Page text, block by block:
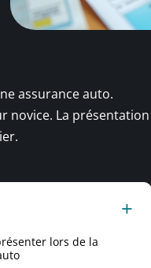
assurance auto.
novice. La présentation
lors de la